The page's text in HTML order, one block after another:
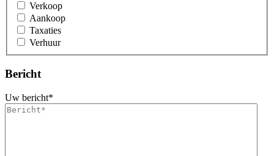
Verkoop
Aankoop
Taxaties
Verhuur
Bericht
Uw bericht*